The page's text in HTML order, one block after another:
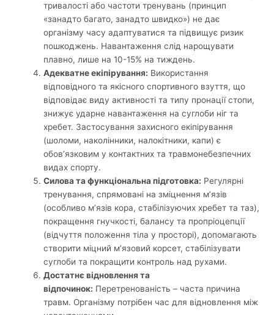
тривалості або частоти тренувань (принцип
«занадто багато, занадто швидко») не дає
організму часу адаптуватися та підвищує ризик
пошкоджень. Навантаження слід нарощувати
плавно, лише на 10-15% на тиждень.
Адекватне екіпірування: Використання
відповідного та якісного спортивного взуття, що
відповідає виду активності та типу пронації стопи,
знижує ударне навантаження на суглоби ніг та
хребет. Застосування захисного екіпірування
(шоломи, наколінники, налокітники, капи) є
обов’язковим у контактних та травмонебезпечних
видах спорту.
Силова та функціональна підготовка: Регулярні
тренування, спрямовані на зміцнення м’язів
(особливо м’язів кора, стабілізуючих хребет та таз),
покращення гнучкості, балансу та пропріоцепції
(відчуття положення тіла у просторі), допомагають
створити міцний м’язовий корсет, стабілізувати
суглоби та покращити контроль над рухами.
Достатнє відновлення та
відпочинок: Перетренованість – часта причина
травм. Організму потрібен час для відновлення між